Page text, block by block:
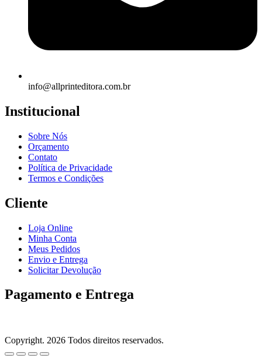
info@allprinteditora.com.br
Institucional
Sobre Nós
Orçamento
Contato
Política de Privacidade
Termos e Condições
Cliente
Loja Online
Minha Conta
Meus Pedidos
Envio e Entrega
Solicitar Devolução
Pagamento e Entrega
Copyright. 2026 Todos direitos reservados.